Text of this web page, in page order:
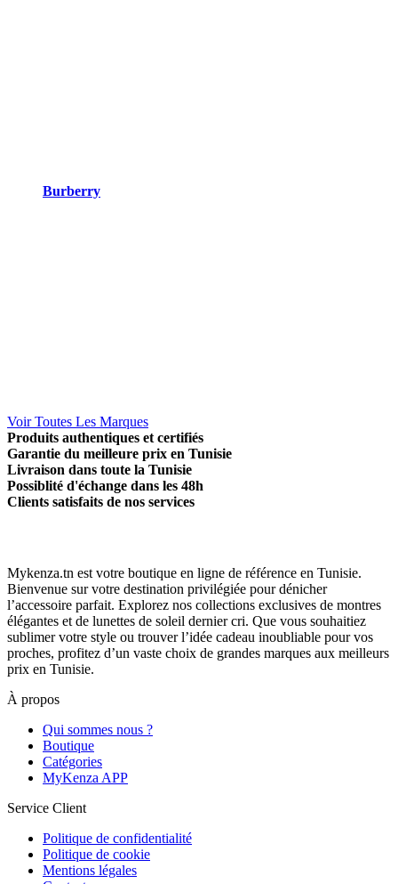
Burberry
Voir Toutes Les Marques
Produits authentiques et certifiés
Garantie du meilleure prix en Tunisie
Livraison dans toute la Tunisie
Possiblité d'échange dans les 48h
Clients satisfaits de nos services
Mykenza.tn est votre boutique en ligne de référence en Tunisie.
Bienvenue sur votre destination privilégiée pour dénicher
l’accessoire parfait. Explorez nos collections exclusives de montres
élégantes et de lunettes de soleil dernier cri. Que vous souhaitiez
sublimer votre style ou trouver l’idée cadeau inoubliable pour vos
proches, profitez d’un vaste choix de grandes marques aux meilleurs
prix en Tunisie.
À propos
Qui sommes nous ?
Boutique
Catégories
MyKenza APP
Service Client
Politique de confidentialité
Politique de cookie
Mentions légales